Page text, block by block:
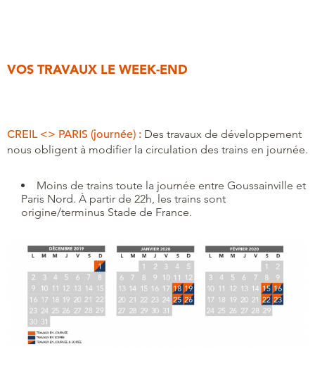
VOS TRAVAUX LE WEEK-END
CREIL <> PARIS (journée) : Des travaux de développement
nous obligent à modifier la circulation des trains en journée.
Moins de trains toute la journée entre Goussainville et
Paris Nord. À partir de 22h, les trains sont
origine/terminus Stade de France.